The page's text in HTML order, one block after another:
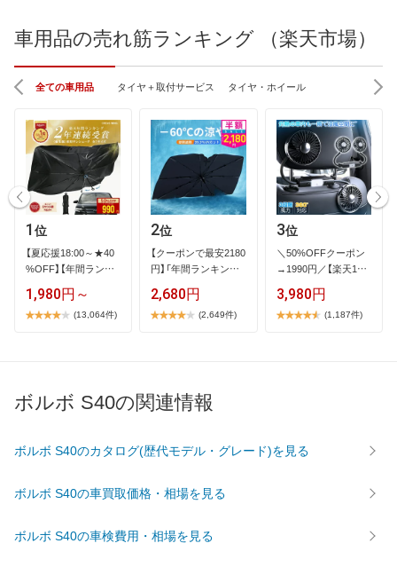
車用品の売れ筋ランキング （楽天市場）
全ての車用品 タイヤ＋取付サービス タイヤ・ホイール
1 位
【​夏​応​援​1​8​:​0​0​～​★​4​0​
%​O​F​F​】​【​年​間​ラ​ン​キ​
1,980円～
(13,064件)
2位
【​ク​ー​ポ​ン​で​最​安​2​1​8​0​
円​】​「​年​間​ラ​ン​キ​ン​…
2,680円
(2,649件)
3位
＼​5​0​%​O​F​F​ク​ー​ポ​ン​
→​1​9​9​0​円​／​【​楽​天​1​位​
3,980円
(1,187件)
ボルボ S40の関連情報
ボルボ S40のカタログ(歴代モデル・グレード)を見る
ボルボ S40の車買取価格・相場を見る
ボルボ S40の車検費用・相場を見る